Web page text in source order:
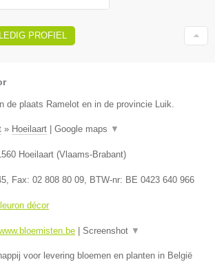
PROFIEL
de plaats Ramelot en in de provincie Luik.
» Hoeilaart Google maps ▼
Hoeilaart (Vlaams-Brabant)
, Fax: 02 808 80 09, BTW-nr: BE 0423 640 966
décor
Screenshot ▼
voor levering bloemen en planten in België